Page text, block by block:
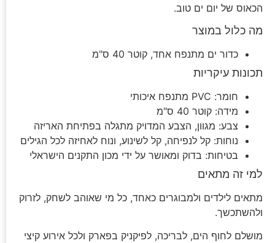
הכאוס של יום ים טוב.
מה כלול במוצר
כדור ים מתנפח אחד, קוטר 40 ס"מ
תכונות עיקריות
חומר: PVC מתנפח איכותי
מידה: קוטר 40 ס"מ
צבע: מגוון, הצבע המדויק מתגלה בפתיחת האריזה
נוחות: קל לנפיחה, קל לשינוע, ונוח לאחיזה לכל הגילים
בטיחות: בדוק ומאושר על ידי מכון התקנים הישראלי
למי זה מתאים
מתאים לילדים ולמבוגרים כאחד, כל מי שאוהב לשחק, לזרוק
ולהשתכשך.
מושלם לחוף הים, לבריכה, לפיקניק בפארק ולכל אירוע קיצי